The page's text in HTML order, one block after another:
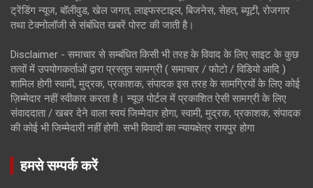
ट्रेंडिंग न्यूज, बॉलीवुड, खेल जगत, लाइफस्टाइल, बिजनेस, सेहत, ब्यूटी, रोजगार
तथा टेक्नोलॉजी से संबंधित खबरें पोस्ट की जाती है।
Disclaimer - समाचार से सम्बंधित किसी भी तरह के विवाद के लिए साइट के कुछ
तत्वों में उपयोगकर्ताओं द्वारा प्रस्तुत सामग्री ( समाचार / फोटो / विडियो आदि )
शामिल होगी स्वामी, मुद्रक, प्रकाशक, संपादक इस तरह के सामग्रियों के लिए कोई
ज़िम्मेदार नहीं स्वीकार करता है। न्यूज़ पोर्टल में प्रकाशित ऐसी सामग्री के लिए
संवाददाता / खबर देने वाला स्वयं जिम्मेदार होगा, स्वामी, मुद्रक, प्रकाशक, संपादक
की कोई भी जिम्मेदारी नहीं होगी. सभी विवादों का न्यायक्षेत्र रायपुर होगा
हमसे सम्पर्क करें